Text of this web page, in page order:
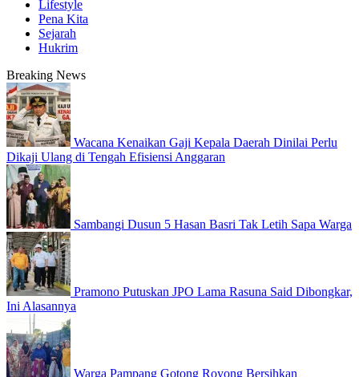
Lifestyle
Pena Kita
Sejarah
Hukrim
Breaking News
Wacana Kenaikan Gaji Kepala Daerah Dinilai Perlu
Dikaji Ulang di Tengah Efisiensi Anggaran
Sambangi Dusun 5 Hasan Basri Tak Letih Sapa Warga
Pramono Putuskan JPO Lama Rasuna Said Dibongkar,
Ini Alasannya
Warga Pampang Gotong Royong Bersihkan